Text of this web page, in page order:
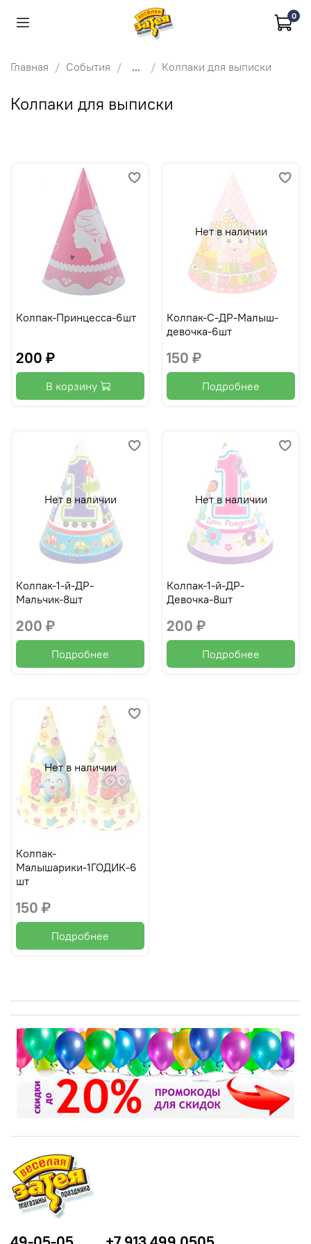
0
Главная События ... Колпаки для выписки
Колпаки для выписки
Колпак-Принцесса-6шт
200 ₽
В корзину
Нет в наличии
Колпак-С-ДР-Малыш-
девочка-6шт
150 ₽
Подробнее
Нет в наличии
Колпак-1-й-ДР-
Мальчик-8шт
200 ₽
Подробнее
Нет в наличии
Колпак-1-й-ДР-
Девочка-8шт
200 ₽
Подробнее
Нет в наличии
Колпак-
Малышарики-1ГОДИК-6
шт
150 ₽
Подробнее